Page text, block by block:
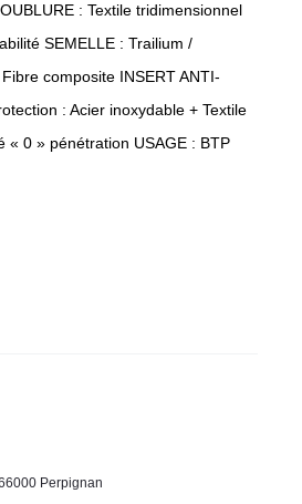
: Textile tridimensionnel
SEMELLE : Trailium /
composite INSERT ANTI-
: Acier inoxydable + Textile
« 0 » pénétration USAGE : BTP
Perpignan